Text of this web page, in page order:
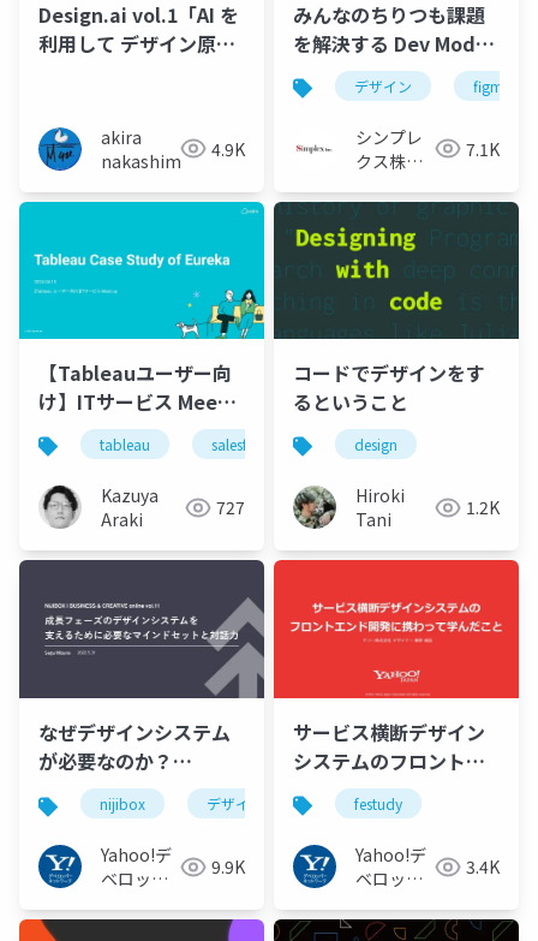
Design.ai vol.1「AI を
利用して デザイン原則
akira
nakashima
4.9K
みんなのちりつも課題
を解決する Dev Mode /
デザイナーとエンジニ
アのためのFigma活用
セミナー
デザイン figma
シンプレ
クス株式
7.1K
【Tableauユーザー向
け】ITサービス Meet
up: Tableau Case
Study of Eureka
tableau salesforce
Kazuya
Araki
727
コードでデザインをす
るということ
design
Hiroki
Tani
1.2K
なぜデザインシステム
が必要なのか？
#nijiboxnijibox デザインシステム データソリューション
Yahoo!デ
ベロッパ
ワーク
9.9K
サービス横断デザイン
システムのフロントエ
ンド開発に携わって学
んだこと #FEStudy
festudy
Yahoo!デ
ベロッパ
ワーク
3.4K